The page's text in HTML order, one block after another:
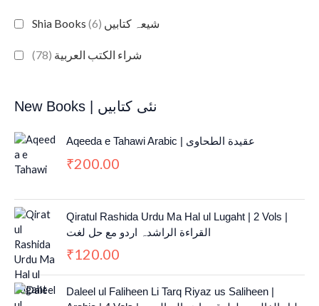
Shia Books شیعہ کتابیں (6)
شراء الكتب العربية (78)
New Books | نئی کتابیں
Aqeeda e Tahawi Arabic | عقیدة الطحاوی
₹200.00
Qiratul Rashida Urdu Ma Hal ul Lugaht | 2 Vols |
القراءة الراشدہ اردو مع حل لغت
₹120.00
Daleel ul Faliheen Li Tarq Riyaz us Saliheen |
O
C